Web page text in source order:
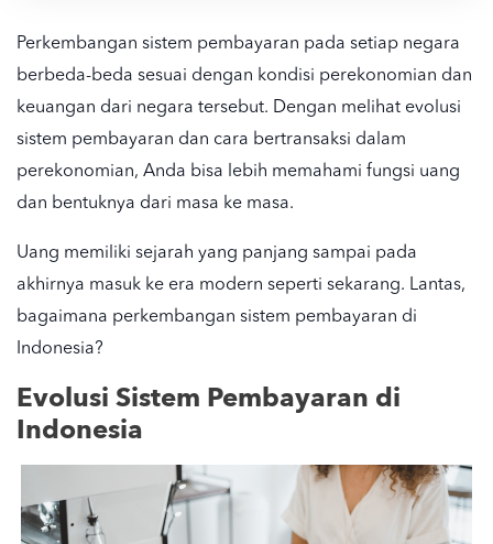
Perkembangan sistem pembayaran pada setiap negara
berbeda-beda sesuai dengan kondisi perekonomian dan
keuangan dari negara tersebut. Dengan melihat evolusi
sistem pembayaran dan cara bertransaksi dalam
perekonomian, Anda bisa lebih memahami fungsi uang
dan bentuknya dari masa ke masa.
Uang memiliki sejarah yang panjang sampai pada
akhirnya masuk ke era modern seperti sekarang. Lantas,
bagaimana perkembangan sistem pembayaran di
Indonesia?
Evolusi Sistem Pembayaran di
Indonesia